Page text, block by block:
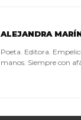
ALEJANDRA
Poeta. Editora.
manos. Siempre con